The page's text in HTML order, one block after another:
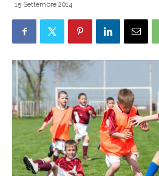
15 Settembre 2014